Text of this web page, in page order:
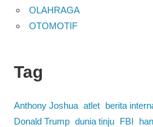
OLAHRAGA
OTOMOTIF
Tag
Anthony Joshua atlet berita
Donald Trump dunia tinju FBI